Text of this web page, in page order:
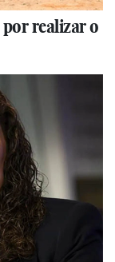
por realizar o